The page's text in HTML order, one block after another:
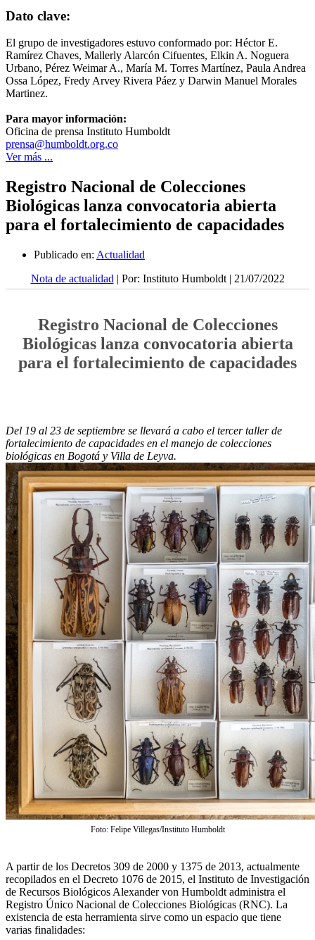
Dato clave:
El grupo de investigadores estuvo conformado por: Héctor E.
Ramírez Chaves, Mallerly Alarcón Cifuentes, Elkin A. Noguera
Urbano, Pérez Weimar A., María M. Torres Martínez, Paula Andrea
Ossa López, Fredy Arvey Rivera Páez y Darwin Manuel Morales
Martinez.
Para mayor información:
Oficina de prensa Instituto Humboldt
prensa@humboldt.org.co
Ver más ...
Registro Nacional de Colecciones
Biológicas lanza convocatoria abierta
para el fortalecimiento de capacidades
Publicado en: Actualidad
Nota de actualidad | Por: Instituto Humboldt | 21/07/2022
Registro Nacional de Colecciones
Biológicas lanza convocatoria abierta
para el fortalecimiento de capacidades
Del 19 al 23 de septiembre se llevará a cabo el tercer taller de
fortalecimiento de capacidades en el manejo de colecciones
biológicas en Bogotá y Villa de Leyva.
Foto: Felipe Villegas/Instituto Humboldt
A partir de los Decretos 309 de 2000 y 1375 de 2013, actualmente
recopilados en el Decreto 1076 de 2015, el Instituto de Investigación
de Recursos Biológicos Alexander von Humboldt administra el
Registro Único Nacional de Colecciones Biológicas (RNC). La
existencia de esta herramienta sirve como un espacio que tiene
varias finalidades: